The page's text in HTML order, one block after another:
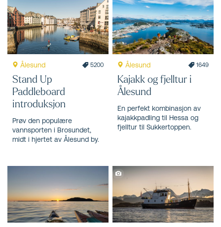
Ålesund 5200
Stand Up
Paddleboard
introduksjon
Prøv den populære
vannsporten i Brosundet,
midt i hjertet av Ålesund by.
Ålesund 1649
Kajakk og fjelltur i
Ålesund
En perfekt kombinasjon av
kajakkpadling til Hessa og
fjelltur til Sukkertoppen.